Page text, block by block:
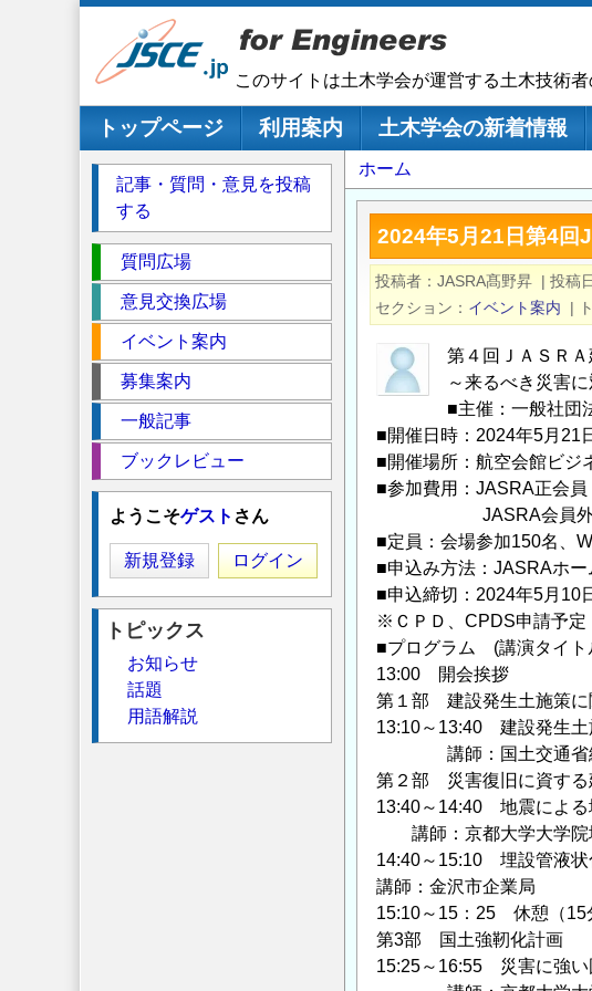
このサイトは土木学会が運営する土木技術
メインナビゲーション
トップページ 利用案内 土木学会の新着情報
パ
ン
く
ず
ホーム
2024年5月21日第4回
投稿者 JASRA髙野昇 | 投稿
セクション
イベント案内 |
第４回ＪＡＳＲ
～来るべき災害
■主催：一般社団
■開催日時：2024年5月
■開催場所：航空会館ビジ
■参加費用：JASRA正会
JASRA会員外：１名
■定員：会場参加150名、
■申込み方法：JASRAホ
■申込締切：2024年5月10
※ＣＰＤ、CPDS申請予定
■プログラム (講演タイト
13:00 開会挨拶
第１部 建設発生土施策に
13:10～13:40 建設発生土
講師：国土交通省総
第２部 災害復旧に資する
13:40～14:40 地震による
講師：京都大学大学
14:40～15:10 埋設管液状
講師：金沢市企業局
15:10～15：25 休憩（15
第3部 国土強靭化計画
15:25～16:55 災害に強い
記事・質問・意見を投稿
する
ク
シ
質問広場
意見交換広場
イベント案内
募集案内
一般記事
ブックレビュー
ようこそゲスト さん
新規登録 ログイン
トピックス
お知らせ
話題
用語解説